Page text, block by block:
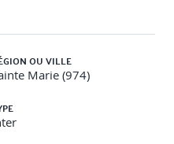
OU VILLE
Marie (974)